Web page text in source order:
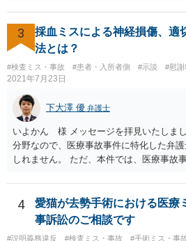
過失が認められる可能性がありますので
るかと思います。 頑張ってください。
3
採血ミスによる神経損傷、適
法とは？
#検査ミス・事故 #患者・入所者側 #示談 #慰
2021年7月23日
下大澤 優 弁護士
いよかん 様 メッセージを拝見いたしま
分野なので、医療事故事件に特化した弁
しれません。 ただ、本件では、医療事故
の過失（医療ミス）の立証なのですが、
ないため、損害額の立証が主なポイント
関しては、交通事故事件と同様の発想で
る弁護士は多いと思います。 今後の交渉
4
愛猫が去勢手術における医療
事訴訟のご相談です
#説明義務違反 #検査ミス・事故 #手術ミス・事